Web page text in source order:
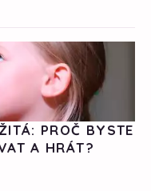
PROČ BYSTE
A HRÁT?